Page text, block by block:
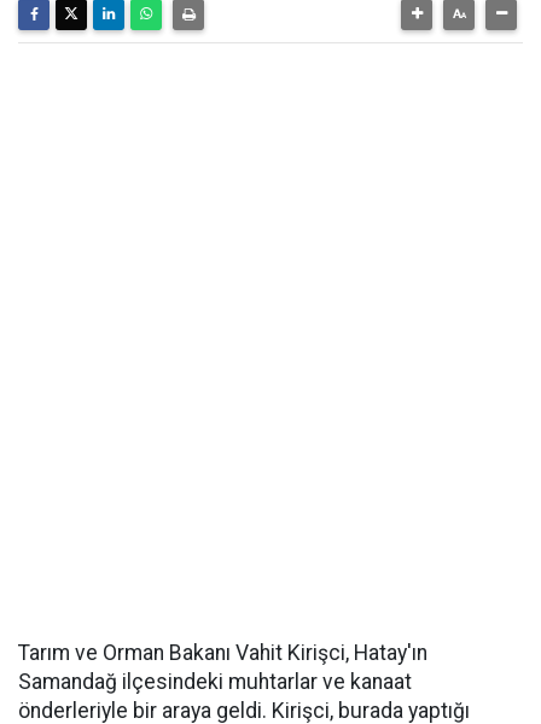
Tarım ve Orman Bakanı Vahit Kirişci, Hatay'ın
Samandağ ilçesindeki muhtarlar ve kanaat
önderleriyle bir araya geldi. Kirişci, burada yaptığı